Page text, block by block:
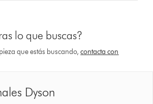
lo que buscas?
que estás buscando,contacta con
Dyson